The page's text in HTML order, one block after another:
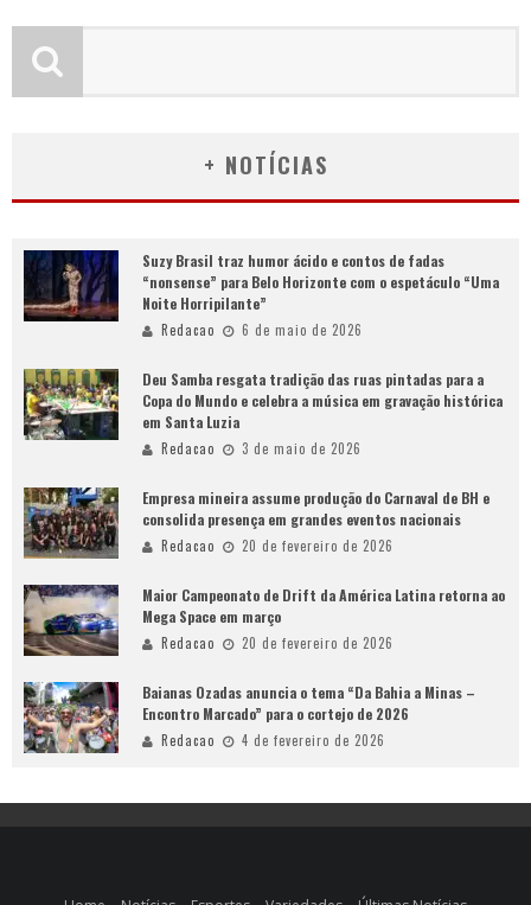
+ NOTÍCIAS
Suzy Brasil traz humor ácido e contos de fadas
“nonsense” para Belo Horizonte com o espetáculo “Uma
Noite Horripilante”
Redacao 6 de maio de 2026
Deu Samba resgata tradição das ruas pintadas para a
Copa do Mundo e celebra a música em gravação histórica
em Santa Luzia
Redacao 3 de maio de 2026
Empresa mineira assume produção do Carnaval de BH e
consolida presença em grandes eventos nacionais
Redacao 20 de fevereiro de 2026
Maior Campeonato de Drift da América Latina retorna ao
Mega Space em março
Redacao 20 de fevereiro de 2026
Baianas Ozadas anuncia o tema “Da Bahia a Minas –
Encontro Marcado” para o cortejo de 2026
Redacao 4 de fevereiro de 2026